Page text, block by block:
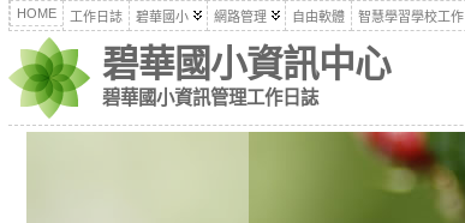
HOME 工作日誌 碧華國小 網路管理 自由軟體 智慧學習學校工
碧華國小資訊中心
碧華國小資訊管理工作日誌